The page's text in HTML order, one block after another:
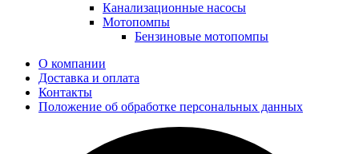
Канализационные насосы
Мотопомпы
Бензиновые мотопомпы
О компании
Доставка и оплата
Контакты
Положение об обработке персональных данных